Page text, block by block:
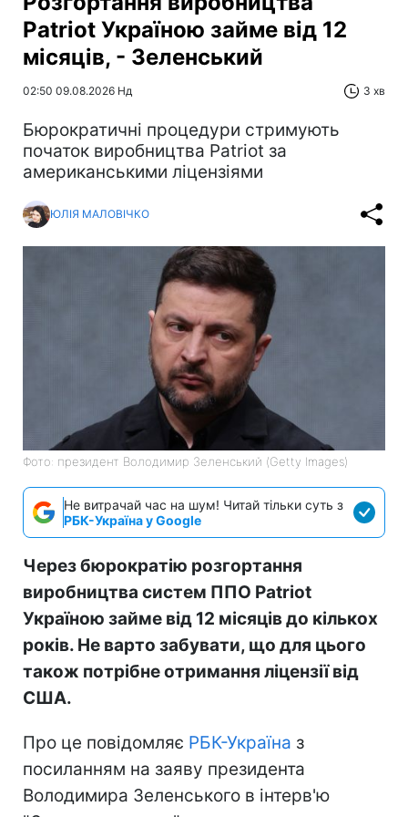
Patriot Україною займе від 12
місяців, - Зеленський
02:50 09.08.2026 Нд 3 хв
Бюрократичні процедури стримують
початок виробництва Patriot за
американськими ліцензіями
ЮЛІЯ МАЛОВІЧКО
Фото: президент Володимир Зеленський (Getty Images)
Не витрачай час на шум! Читай тільки суть з
РБК-Україна у Google
Через бюрократію розгортання
виробництва систем ППО Patriot
Україною займе від 12 місяців до кількох
років. Не варто забувати, що для цього
також потрібне отримання ліцензії від
США.
Про це повідомляє РБК-Україна з
посиланням на заяву президента
Володимира Зеленського в інтерв'ю